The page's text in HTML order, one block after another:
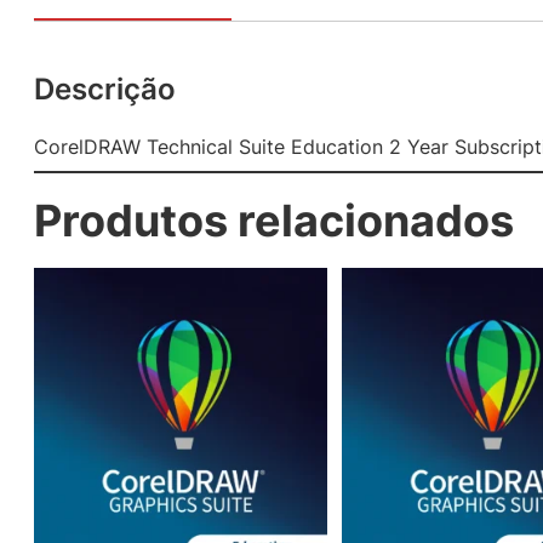
Descrição
CorelDRAW Technical Suite Education 2 Year
Produtos relacionados